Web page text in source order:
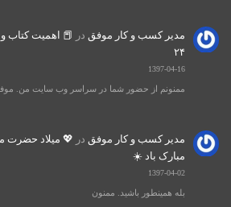
مدیر کسب و کار موفق در 📕 اهميت كتاب و
۲۴
1397-04-16
ممنونم از حضور شما در سراسر وب سایت من.
مدیر کسب و کار موفق در 💖 میلاد حضرت
مبارک باد ☀️
1397-04-02
بله همینطور باشید. ممنون